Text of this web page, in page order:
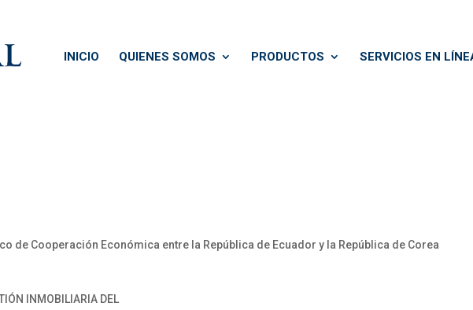
INICIO QUIENES SOMOS PRODUCTOS SERVICIOS EN
de Cooperación Económica entre la República de Ecuador y la República de Corea
INMOBILIARIA DEL